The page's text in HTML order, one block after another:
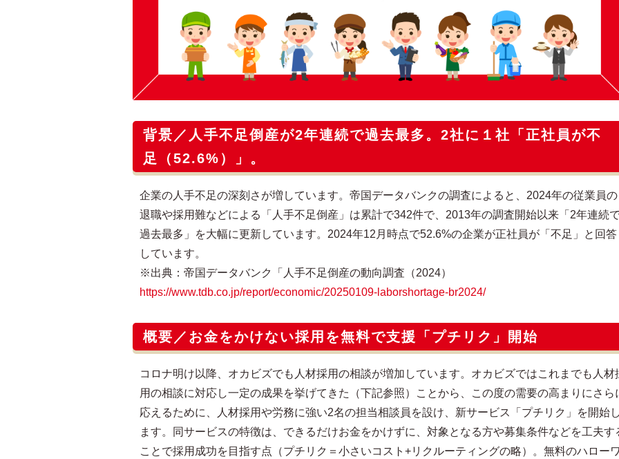
背景／人手不足倒産が2年連続で過去最多。2社に１社「正社員が不
足（52.6%）」。
企業の人手不足の深刻さが増しています。帝国データバンクの調査によると、2024年の従業員の
退職や採用難などによる「人手不足倒産」は累計で342件で、2013年の調査開始以来「2年連続
過去最多」を大幅に更新しています。2024年12月時点で52.6%の企業が正社員が「不足」と回答
しています。
※出典：帝国データバンク「人手不足倒産の動向調査（2024）
https://www.tdb.co.jp/report/economic/20250109-laborshortage-br2024/
概要／お金をかけない採用を無料で支援「プチリク」開始
コロナ明け以降、オカビズでも人材採用の相談が増加しています。オカビズではこれまでも人材
用の相談に対応し一定の成果を挙げてきた（下記参照）ことから、この度の需要の高まりにさら
応えるために、人材採用や労務に強い2名の担当相談員を設け、新サービス「プチリク」を開始
ます。同サービスの特徴は、できるだけお金をかけずに、対象となる方や募集条件などを工夫す
ことで採用成功を目指す点（プチリク＝小さいコスト+リクルーティングの略）。無料のハロー